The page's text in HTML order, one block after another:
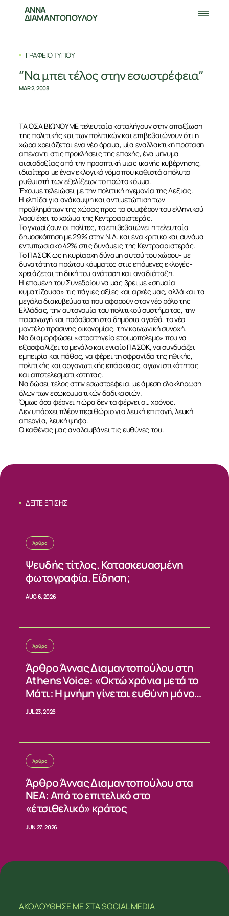
ΣΧΕΤΙΚΑ
ΝΕΑ
ΕΠΙΚΟΙΝΩΝΙΑ
ΑΝΝΑ
ΔΙΑΜΑΝΤΟΠΟΥΛΟΥ
ΓΡΑΦΕΙΟ ΤΥΠΟΥ
“Να μπει τέλος στην εσωστρέφεια”
MAR 2, 2008
ΤΑ ΟΣΑ ΒΙΩΝΟΥΜΕ τελευταία καταλήγουν στην απαξίωση
της πολιτικής και των πολιτικών και επιβεβαιώνουν ότι η
χώρα χρειάζεται ένα νέο όραμα, μία εναλλακτική πρόταση
απέναντι στις προκλήσεις της εποχής, ένα μήνυμα
αισιοδοξίας από την προοπτική μιας ικανής κυβέρνησης,
ιδιαίτερα με έναν εκλογικό νόμο που καθιστά απόλυτο
ρυθμιστή των εξελίξεων το πρώτο κόμμα.
Έχουμε τελειώσει με την πολιτική ηγεμονία της Δεξιάς.
Η ελπίδα για ανάκαμψη και αντιμετώπιση των
προβλημάτων της χώρας προς το συμφέρον του ελληνικού
λαού έχει το χρώμα της Κεντροαριστεράς.
Το γνωρίζουν οι πολίτες, το επιβεβαιώνει η τελευταία
δημοσκόπηση με 29% στην Ν.Δ. και ένα κριτικό και συνάμα
εντυπωσιακό 42% στις δυνάμεις της Κεντροαριστεράς.
Το ΠΑΣΟΚ ως η κυρίαρχη δύναμη αυτού του χώρου- με
δυνατότητα πρώτου κόμματος στις επόμενες εκλογές-
χρειάζεται τη δική του ανάταση και αναδιάταξη.
Η επομένη του Συνεδρίου να μας βρει με «σημαία
κυματίζουσα» τις πάγιες αξίες και αρχές μας, αλλά και τα
μεγάλα διακυβεύματα που αφορούν στον νέο ρόλο της
Ελλάδας, την αυτονομία του πολιτικού συστήματος, την
παραγωγή και πρόσβαση στα δημόσια αγαθά, το νέο
μοντέλο πράσινης οικονομίας, την κοινωνική συνοχή.
Να διαμορφώσει «στρατηγείο ετοιμοπόλεμο» που να
εξασφαλίζει το μεγάλο και ενιαίο ΠΑΣΟΚ, να συνδυάζει
εμπειρία και πάθος, να φέρει τη σφραγίδα της ηθικής,
πολιτικής και οργανωτικής επάρκειας, αγωνιστικότητας
και αποτελεσματικότητας.
Να δώσει τέλος στην εσωστρέφεια, με άμεση ολοκλήρωση
όλων των εσωκομματικών δαδικασιών.
Όμως όσα φέρνει η ώρα δεν τα φέρνει ο… χρόνος.
Δεν υπάρχει πλέον περιθώριο για λευκή επιταγή, λευκή
απεργία, λευκή ψήφο.
Ο καθένας μας αναλαμβάνει τις ευθύνες του.
ΔΕΙΤΕ ΕΠΙΣΗΣ
Άρθρα
Ψευδής τίτλος. Κατασκευασμένη
φωτογραφία. Είδηση;
AUG 6, 2026
Άρθρα
Άρθρο Άννας Διαμαντοπούλου στη
Athens Voice: «Οκτώ χρόνια μετά το
Μάτι: Η μνήμη γίνεται ευθύνη μόνο
JUL 23, 2026
Άρθρα
Άρθρο Άννας Διαμαντοπούλου στα
ΝΕΑ: Από το επιτελικό στο
«έτσιθελικό» κράτος
JUN 27, 2026
ΑΚΟΛΟΥΘΗΣΕ ΜΕΣΤΑ SOCIAL MEDIA